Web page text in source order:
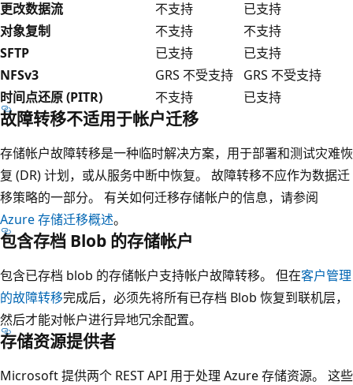
更改数据流 不支持
已支持
对象复制
不支持
不支持
SFTP
已支持
已支持
NFSv3
GRS 不受支持
GRS 不受支持
时间点还原 (PITR)
不支持 已支持
故障转移不适用于帐户迁移
存储帐户故障转移是一种临时解决方案，用于部署和测试灾难恢
复 (DR) 计划，或从服务中断中恢复。 故障转移不应作为数据迁
移策略的一部分。 有关如何迁移存储帐户的信息，请参阅
Azure 存储迁移概述。
包含存档 Blob 的存储帐户
包含已存档 blob 的存储帐户支持帐户故障转移。 但在客户管理
的故障转移完成后，必须先将所有已存档 Blob 恢复到联机层，
然后才能对帐户进行异地冗余配置。
存储资源提供者
Microsoft 提供两个 REST API 用于处理 Azure 存储资源。 这些